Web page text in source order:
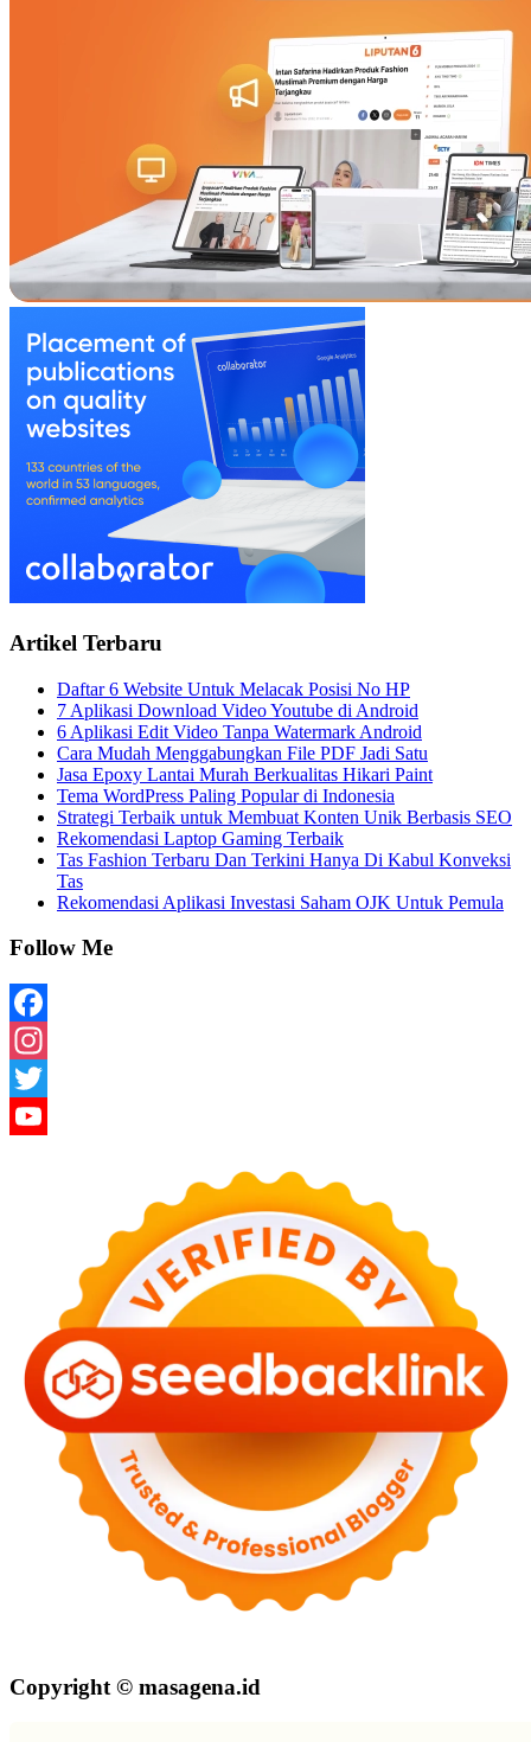
Artikel Terbaru
Daftar 6 Website Untuk Melacak Posisi No HP
7 Aplikasi Download Video Youtube di Android
6 Aplikasi Edit Video Tanpa Watermark Android
Cara Mudah Menggabungkan File PDF Jadi Satu
Jasa Epoxy Lantai Murah Berkualitas Hikari Paint
Tema WordPress Paling Popular di Indonesia
Strategi Terbaik untuk Membuat Konten Unik Berbasis SEO
Rekomendasi Laptop Gaming Terbaik
Tas Fashion Terbaru Dan Terkini Hanya Di Kabul Konveksi
Tas
Rekomendasi Aplikasi Investasi Saham OJK Untuk Pemula
Follow Me
Facebook
Instagram
Twitter
Copyright © masagena.id